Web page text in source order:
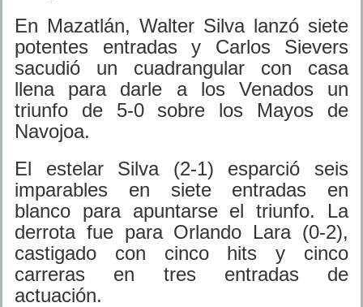
En Mazatlán, Walter Silva lanzó siete
potentes entradas y Carlos Sievers
sacudió un cuadrangular con casa
llena para darle a los Venados un
triunfo de 5-0 sobre los Mayos de
Navojoa.
El estelar Silva (2-1) esparció seis
imparables en siete entradas en
blanco para apuntarse el triunfo. La
derrota fue para Orlando Lara (0-2),
castigado con cinco hits y cinco
carreras en tres entradas de
actuación.